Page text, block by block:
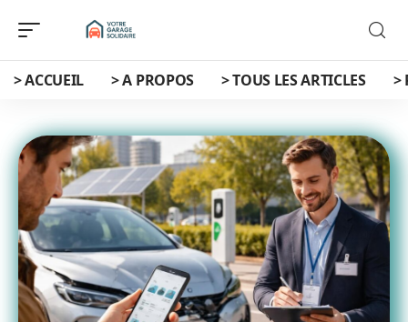
> ACCUEIL > A PROPOS > TOUS LES ARTICLES >